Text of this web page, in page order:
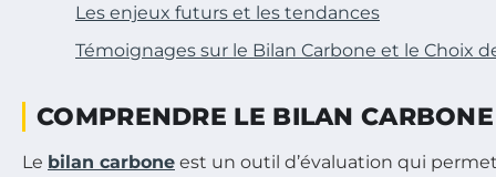
Les enjeux futurs et les tendances
Témoignages sur le Bilan Carbone et le Choix
COMPRENDRE LE BILAN CARBONE
Le bilan carbone est un outil d’évaluation qui